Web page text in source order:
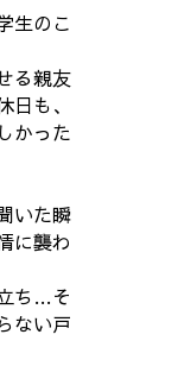
生のこ
る親友
も、
かった
いた瞬
に襲わ
ち…そ
ない戸